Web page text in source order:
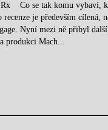
Co se tak komu vybaví,
je především
Nyní mezi ně přibyl
produkci Mach...